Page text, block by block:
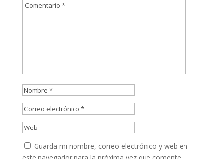
Guarda mi nombre, correo electrónico y web en